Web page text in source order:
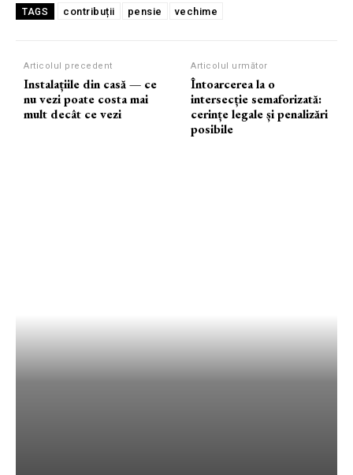
TAGS contribuții pensie vechime
Articolul precedent
Instalațiile din casă — ce
nu vezi poate costa mai
mult decât ce vezi
Articolul următor
Întoarcerea la o
intersecție semaforizată:
cerințe legale și penalizări
posibile